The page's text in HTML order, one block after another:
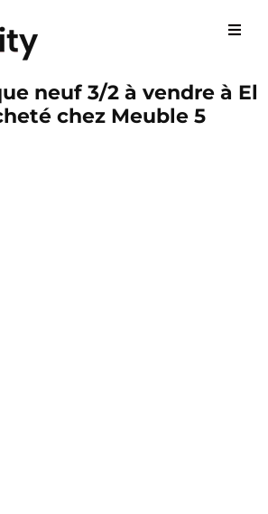
neuf 3/2 à vendre à El
chez Meuble 5